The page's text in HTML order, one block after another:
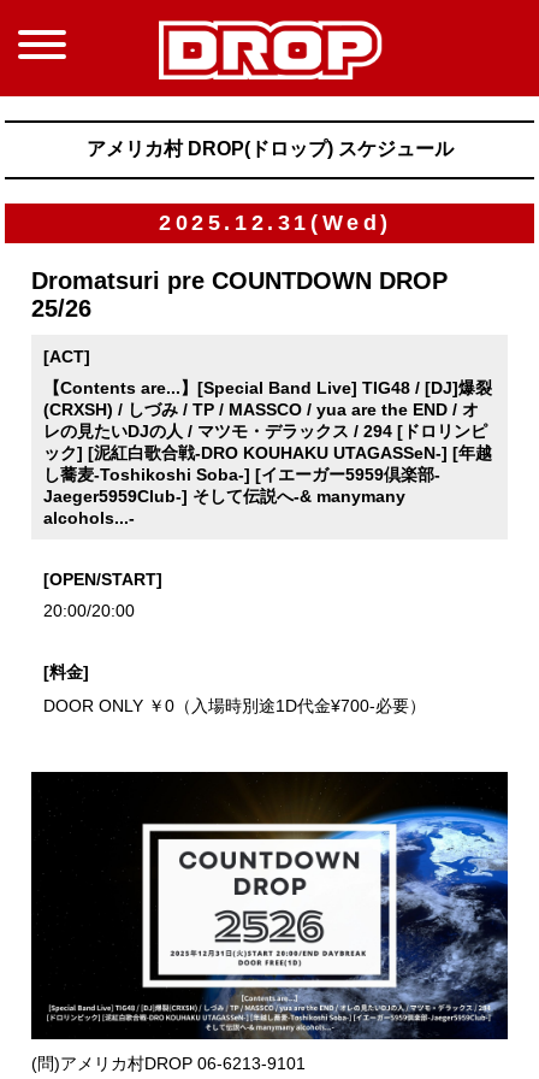
アメリカ村 DROP(ドロップ) スケジュール
2025.12.31(Wed)
Dromatsuri pre COUNTDOWN DROP
25/26
[ACT]
【Contents are...】[Special Band Live] TIG48 / [DJ]爆裂
(CRXSH) / しづみ / TP / MASSCO / yua are the END / オ
レの見たいDJの人 / マツモ・デラックス / 294 [ドロリンピ
ック] [泥紅白歌合戦-DRO KOUHAKU UTAGASSeN-] [年越
し蕎麦-Toshikoshi Soba-] [イエーガー5959倶楽部-
Jaeger5959Club-] そして伝説へ-& manymany
alcohols...-
[OPEN/START]
20:00/20:00
[料金]
DOOR ONLY ￥0（入場時別途1D代金¥700-必要）
(問)アメリカ村DROP 06-6213-9101